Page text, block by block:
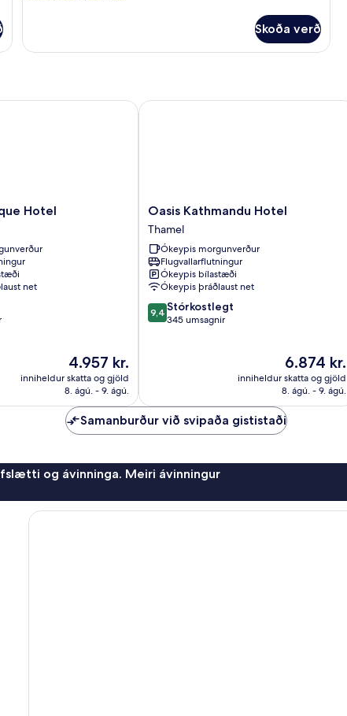
Room
Skoða verð
Hotel
net
Verðið
er
4.957 kr.
4.957 kr.
inniheldur skatta og gjöld
8. ágú. - 9. ágú.
Hotel
Oasis
Kathmandu
Hotel
Thamel
Oasis Kathmandu Hotel
Thamel
Ókeypis morgunverður
Flugvallarflutningur
Ókeypis bílastæði
Ókeypis þráðlaust net
9.4
af
9,4 Stórkostlegt
345 umsagnir
Verðið
er
6.874 kr.
6.874 kr.
inniheldur skatta og gjöld
8. ágú. - 9. ágú.
Oasis Kathmandu Hotel
Samanburður við svipaða gististaði
og ávinninga. Meiri ávinningur